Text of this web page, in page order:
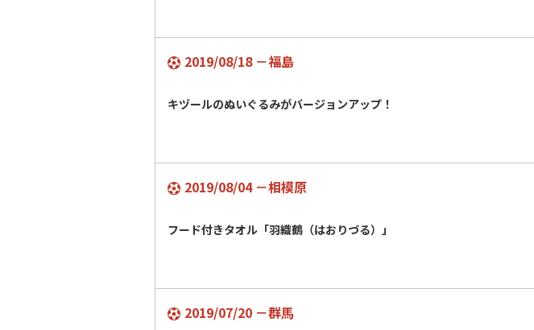
2019/08/18 －福島
キヅールのぬいぐるみがバージョンアップ！
2019/08/04 －相模原
フード付きタオル「羽織鶴（はおりづる）」
2019/07/20 －群馬